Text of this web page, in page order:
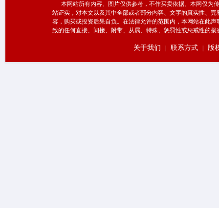
本网站所有内容、图片仅供参考，不作买卖依据。本网仅为
站证实，对本文以及其中全部或者部分内容、文字的真实性、
容，购买或投资后果自负。在法律允许的范围内，本网站在此
致的任何直接、间接、附带、从属、特殊、惩罚性或惩戒性的损
关于我们 联系方式 版